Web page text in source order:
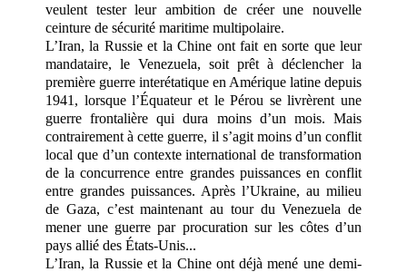
veulent tester leur ambition de créer une nouvelle
ceinture de sécurité maritime multipolaire.
L’Iran, la Russie et la Chine ont fait en sorte que leur
mandataire, le Venezuela, soit prêt à déclencher la
première guerre interétatique en Amérique latine depuis
1941, lorsque l’Équateur et le Pérou se livrèrent une
guerre frontalière qui dura moins d’un mois. Mais
contrairement à cette guerre, il s’agit moins d’un conflit
local que d’un contexte international de transformation
de la concurrence entre grandes puissances en conflit
entre grandes puissances. Après l’Ukraine, au milieu
de Gaza, c’est maintenant au tour du Venezuela de
mener une guerre par procuration sur les côtes d’un
pays allié des États-Unis...
L’Iran, la Russie et la Chine ont déjà mené une demi-